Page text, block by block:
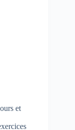
et